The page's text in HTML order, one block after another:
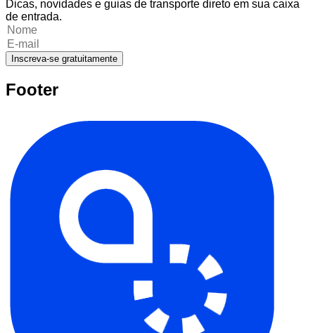
Dicas, novidades e guias de transporte direto em sua caixa
de entrada.
Inscreva-se gratuitamente
Footer